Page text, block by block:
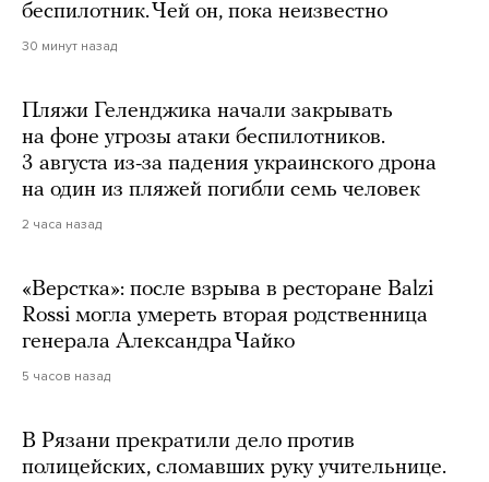
беспилотник. Чей он, пока неизвестно
30 минут назад
Пляжи Геленджика начали закрывать
на фоне угрозы атаки беспилотников.
3 августа из-за падения украинского дрона
на один из пляжей погибли семь человек
2 часа назад
«Верстка»: после взрыва в ресторане Balzi
Rossi могла умереть вторая родственница
генерала Александра Чайко
5 часов назад
В Рязани прекратили дело против
полицейских, сломавших руку учительнице.